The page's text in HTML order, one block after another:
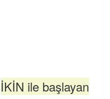
İKİN ile başlayan